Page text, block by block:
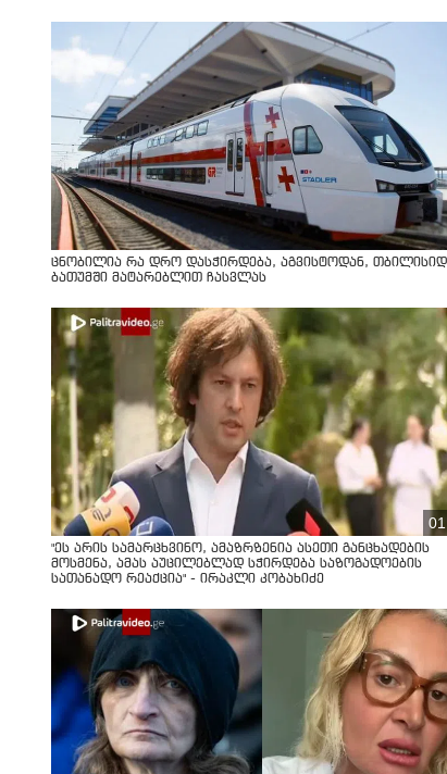
ცნობილია რა დრო დასჭირდება, აგვისტოდან,
ბათუმში მატარებლით ჩასვლას
"ეს არის სამარცხვინო, ამაზრზენია ასეთი განცხადების
მოსმენა, ამას აუცილებლად სჭირდება საზოგადოების
სათანადო რეაქცია" - ირაკლი კობახიძე